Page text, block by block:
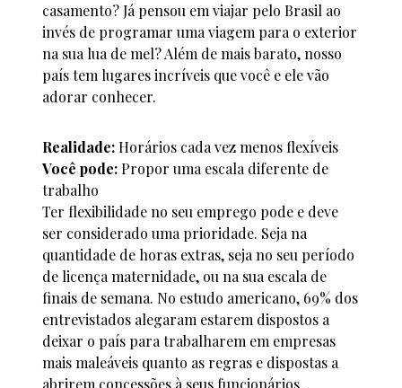
casamento? Já pensou em viajar pelo Brasil ao
invés de programar uma viagem para o exterior
na sua lua de mel? Além de mais barato, nosso
país tem lugares incríveis que você e ele vão
adorar conhecer.
Realidade:Horários cada vez menos flexíveis
Você pode:Propor uma escala diferente de
trabalho
Ter flexibilidade no seu emprego pode e deve
ser considerado uma prioridade. Seja na
quantidade de horas extras, seja no seu período
de licença maternidade, ou na sua escala de
finais de semana. No estudo americano, 69% dos
entrevistados alegaram estarem dispostos a
deixar o país para trabalharem em empresas
mais maleáveis quanto as regras e dispostas a